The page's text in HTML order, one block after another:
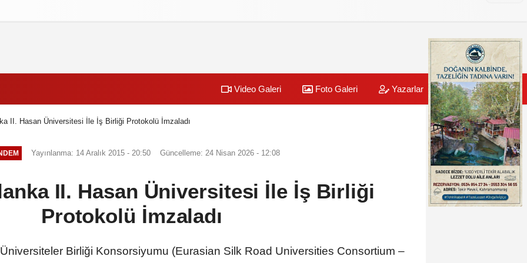
Video Galeri Foto Galeri Yazarlar Üye Paneli
II. Hasan Üniversitesi İle İş Birliği Protokolü İmzaladı
Yayınlanma: 14 Aralık 2015 - 20:50 Güncelleme: 24 Nisan 2026 - 12:08
II. Hasan Üniversitesi İle İş Birliği
Protokolü İmzaladı
Birliği Konsorsiyumu (Eurasian Silk Road Universities Consortium –